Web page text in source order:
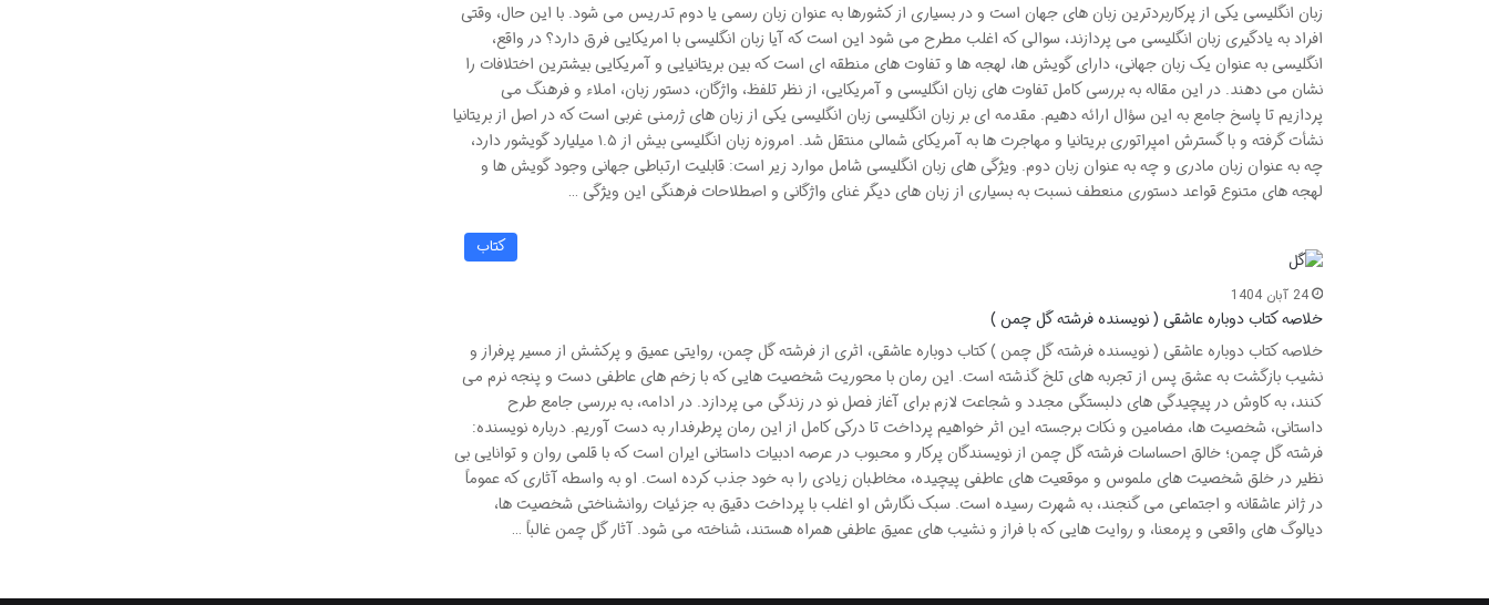
زبان انگلیسی یکی از پرکاربردترین زبان های جهان است و در بسیاری از کشورها به عنوان زبان رسمی یا دوم تدریس می شود. با این حال، وقتی
افراد به یادگیری زبان انگلیسی می پردازند، سوالی که اغلب مطرح می شود این است که آیا زبان انگلیسی با امریکایی فرق دارد؟ در واقع،
انگلیسی به عنوان یک زبان جهانی، دارای گویش ها، لهجه ها و تفاوت های منطقه ای است که بین بریتانیایی و آمریکایی بیشترین اختلافات را
نشان می دهند. در این مقاله به بررسی کامل تفاوت های زبان انگلیسی و آمریکایی، از نظر تلفظ، واژگان، دستور زبان، املاء و فرهنگ می
پردازیم تا پاسخ جامع به این سؤال ارائه دهیم. مقدمه ای بر زبان انگلیسی زبان انگلیسی یکی از زبان های ژرمنی غربی است که در اصل از بریتانیا
نشأت گرفته و با گسترش امپراتوری بریتانیا و مهاجرت ها به آمریکای شمالی منتقل شد. امروزه زبان انگلیسی بیش از ۱.۵ میلیارد گویشور دارد،
چه به عنوان زبان مادری و چه به عنوان زبان دوم. ویژگی های زبان انگلیسی شامل موارد زیر است: قابلیت ارتباطی جهانی وجود گویش ها و
لهجه های متنوع قواعد دستوری منعطف نسبت به بسیاری از زبان های دیگر غنای واژگانی و اصطلاحات فرهنگی این ویژگی …
کتاب
24 آبان 1404
خلاصه کتاب دوباره عاشقی ( نویسنده فرشته گل چمن )
خلاصه کتاب دوباره عاشقی ( نویسنده فرشته گل چمن ) کتاب دوباره عاشقی، اثری از فرشته گل چمن، روایتی عمیق و پرکشش از مسیر پرفراز و
نشیب بازگشت به عشق پس از تجربه های تلخ گذشته است. این رمان با محوریت شخصیت هایی که با زخم های عاطفی دست و پنجه نرم می
کنند، به کاوش در پیچیدگی های دلبستگی مجدد و شجاعت لازم برای آغاز فصل نو در زندگی می پردازد. در ادامه، به بررسی جامع طرح
داستانی، شخصیت ها، مضامین و نکات برجسته این اثر خواهیم پرداخت تا درکی کامل از این رمان پرطرفدار به دست آوریم. درباره نویسنده:
فرشته گل چمن؛ خالق احساسات فرشته گل چمن از نویسندگان پرکار و محبوب در عرصه ادبیات داستانی ایران است که با قلمی روان و توانایی بی
نظیر در خلق شخصیت های ملموس و موقعیت های عاطفی پیچیده، مخاطبان زیادی را به خود جذب کرده است. او به واسطه آثاری که عموماً
در ژانر عاشقانه و اجتماعی می گنجند، به شهرت رسیده است. سبک نگارش او اغلب با پرداخت دقیق به جزئیات روانشناختی شخصیت ها،
دیالوگ های واقعی و پرمعنا، و روایت هایی که با فراز و نشیب های عمیق عاطفی همراه هستند، شناخته می شود. آثار گل چمن غالباً …